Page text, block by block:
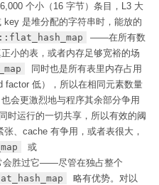
个小（16 字节）条目，L3 大
是堆分配的字符串时，能放的
——在所有数
小的表，或者内存足够宽裕的场
同时也是所有表里内存占用
factor 低），所以在相同元素数量
会更激烈地与程序其余部分争用
时运行的一切共享，所以有效的阈
、cache 有争用，或者表很大，
或
会胜过它——尽管在独占整个
略有优势。对以